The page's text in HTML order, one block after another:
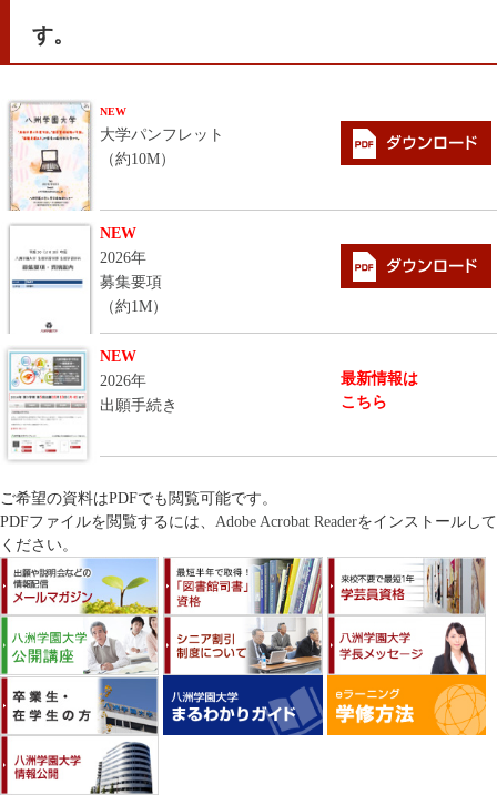
す。
NEW
大学パンフレット
（約10M）
NEW
2026年
募集要項
（約1M）
NEW
2026年
出願手続き
最新情報は
こちら
ご希望の資料はPDFでも閲覧可能です。
PDFファイルを閲覧するには、 Adobe Acrobat Readerをインストールして
ください。